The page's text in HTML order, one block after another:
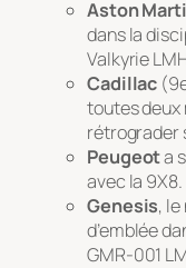
Aston
dans la
Valkyrie
Cadillac
toutes deux
rétrograder
Peugeota
avec la 9X8.
Genesis,
d’emblée
GMR-001